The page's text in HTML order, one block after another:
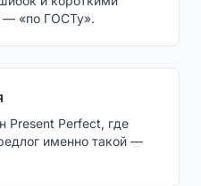
— «по ГОСТу».
Present Perfect, где
именно такой —